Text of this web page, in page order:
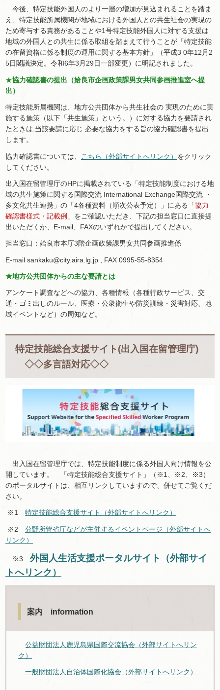
今後、特定技能外国人のより一層の増加が見込まれることを踏ま
え、特定技能所属機関が地域における外国人との共生社会の実現の
ため寄与する責務があることや1号特定技能外国人に対する支援は
地域の外国人との共生に係る取組を踏まえて行うことが「特定技能
の在留資格に係る制度の運用に関する基本方針」（平成3 0年12月2
5日閣議決定。令和6年3月29日一部変更）に明記されました。
★協力確認書の提出（姶良市企画政策課男女共同参画推進室へ提
出）
特定技能所属機関は、地方公共団体から共生社会の 実現のために実
施する施策（以下「共生施策」という。）に対する協力を要請され
たときは,当該要請に応じ 必要な協力をする旨の協力確認書を提出
します。
協力確認書については、 こちら（外部サイトへリンク） をクリック
してください。
出入国在留管理庁のHPに掲載されている「特定技能制度における地
域の共生施策に関する国際交流 International Exchange国際交流 ・
多文化共生連携」の「4各種資料（順次公表予定）」にある
「協力
確認書様式・記載例」 をご確認いただき、下記の担当窓口に直接提
出いただくか、E-mail、FAXのいずれかで提出してください。
担当窓口：姶良市本庁3階企画政策課男女共同参画推進係
E-mail sankaku@city.aira.lg.jp , FAX 0995-55-8354
★地方公共団体からの主な要請とは
アンケート調査などへの協力、各種情報（各種行政サービス、交
通・ゴミ出しのルール、医療・公衆衛生や防災訓練・災害対応、地
域イベントなど）の周知など。
特定技能総合支援サイト(出入国在留管理庁)
◇◇多言語対応◇◇
出入国在留管理庁では、特定技能制度に係る外国人向け情報を公
開しています。 「特定技能総合支援サイト」（※1、※2、※3）
のポータルサイトは、相互リンクしていますので、併せてご覧くだ
さい。
※1 特定技能総合支援サイト（外部サイトへリンク）
※2 分野所管省庁などが主催するイベントページ（外部サイトへ
リンク）
※3 外国人生活支援ポータルサイト（外部サイ
トへリンク）
案内 information
公益財団法人鹿児島県国際交流協会（外部サイトへリン
ク）
一般財団法人自治体国際化協会（外部サイトへリンク）